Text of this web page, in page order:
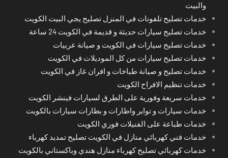
والبيت
خدمات تصليح تلفونات في المنزل تصليح يجي البيت الكويت
خدمات تصليح سيارات حديثة و قديمة في الكويت 24 ساعة
خدمات تصليح سيارات في الكويت و صيانة عربيات
خدمات تصليح سيارات من كل الموديلات في الكويت
خدمات تصليح و صيانة طباخات و افران غاز في الكويت
خدمات تنظيم الافراح الكويت
خدمات سريعة وفورية على الطرق لسيارات فينشر الكويت
خدمات سيارات و تواير واطارات و بطارات سيارات بالكويت
خدمات طباعة على الفنيلات فوري الكويت
خدمات فني كهربائي منازل في الكويت تصليح تمديد كهرباء
خدمات كهربائي تصليح كهرباء منازل هندي وباكستاني بالكويت